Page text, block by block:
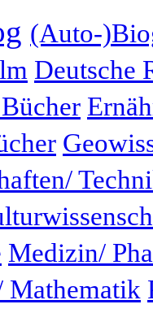
(Auto-
Deutsche
Medizin/
Mathematik